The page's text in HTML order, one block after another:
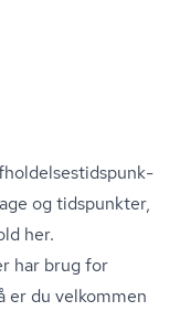
og tidspunkter,
her.
har brug for
er du velkommen